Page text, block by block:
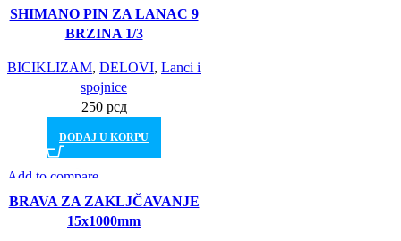
Brz pogled
Dodajte želje
SHIMANO PIN ZA LANAC 9
BRZINA 1/3
BICIKLIZAM, DELOVI, Lanci i
spojnice
250 рсд
DODAJ U KORPU
Add to compare
Brz pogled
Dodajte želje
BRAVA ZA ZAKLJČAVANJE
15x1000mm